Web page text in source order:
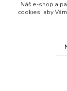
Náš e-shop a
cookies, aby